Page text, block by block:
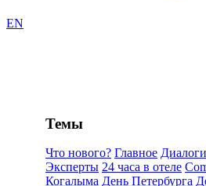
EN
Темы
Что нового? Главное Диалоги
Эксперты 24 часа в отеле
Когалыма День Петербурга